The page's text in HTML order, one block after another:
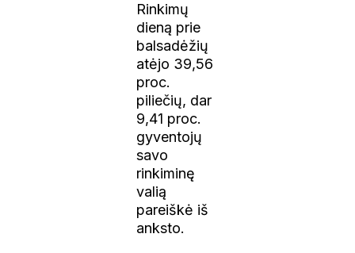
Rinkimų
dieną prie
balsadėžių
atėjo 39,56
proc.
piliečių, dar
9,41 proc.
gyventojų
savo
rinkiminę
valią
pareiškė iš
anksto.